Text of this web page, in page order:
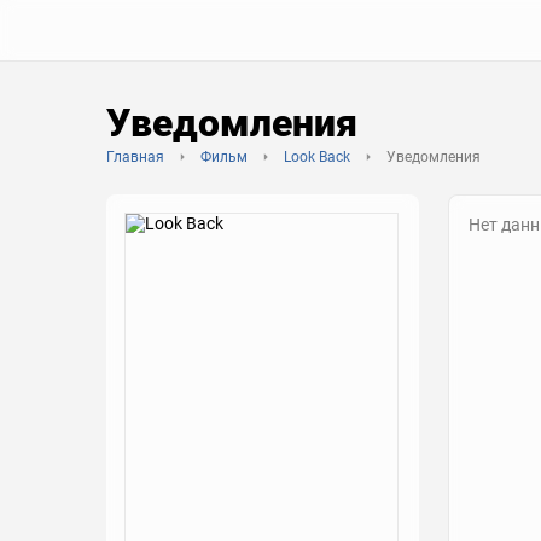
Уведомления
Главная Фильм Look Back Уведомления
Нет